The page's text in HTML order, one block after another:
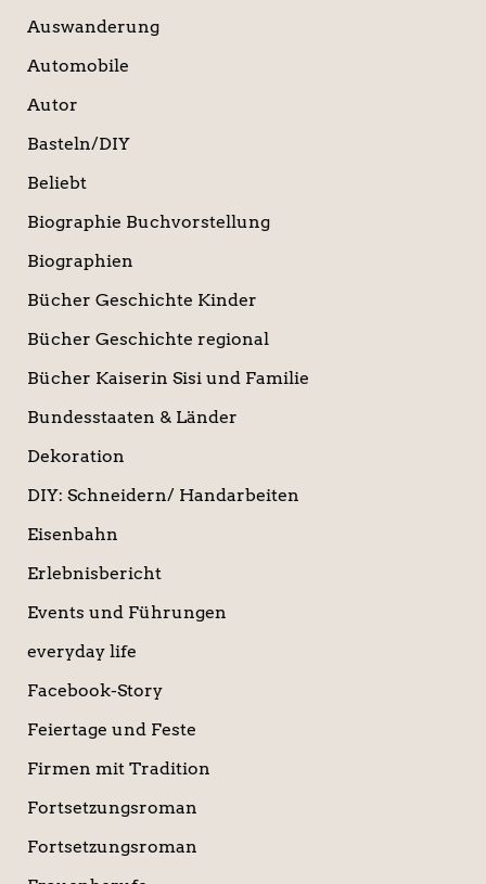
Auswanderung
Automobile
Autor
Basteln/DIY
Beliebt
Biographie Buchvorstellung
Biographien
Bücher Geschichte Kinder
Bücher Geschichte regional
Bücher Kaiserin Sisi und Familie
Bundesstaaten & Länder
Dekoration
DIY: Schneidern/ Handarbeiten
Eisenbahn
Erlebnisbericht
Events und Führungen
everyday life
Facebook-Story
Feiertage und Feste
Firmen mit Tradition
Fortsetzungsroman
Fortsetzungsroman